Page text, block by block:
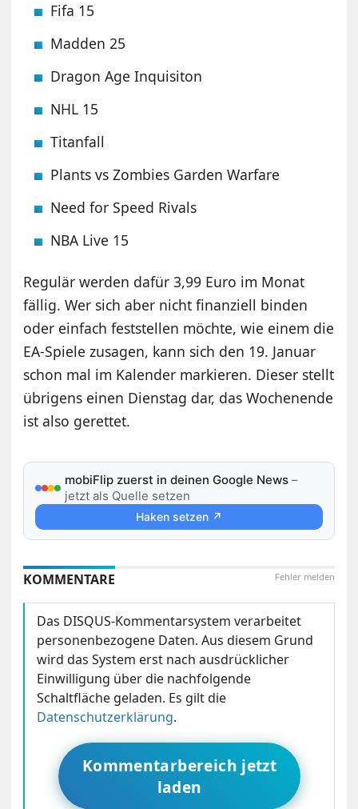
Fifa 15
Madden 25
Dragon Age Inquisiton
NHL 15
Titanfall
Plants vs Zombies Garden Warfare
Need for Speed Rivals
NBA Live 15
Regulär werden dafür 3,99 Euro im Monat
fällig. Wer sich aber nicht finanziell binden
oder einfach feststellen möchte, wie einem die
EA-Spiele zusagen, kann sich den 19. Januar
schon mal im Kalender markieren. Dieser stellt
übrigens einen Dienstag dar, das Wochenende
ist also gerettet.
mobiFlip zuerst in deinen Google News –
jetzt als Quelle setzen
Haken setzen ↗
Fehler melden
KOMMENTARE
Das DISQUS-Kommentarsystem verarbeitet
personenbezogene Daten. Aus diesem Grund
wird das System erst nach ausdrücklicher
Einwilligung über die nachfolgende
Schaltfläche geladen. Es gilt die
Datenschutzerklärung.
Kommentarbereich jetzt
laden